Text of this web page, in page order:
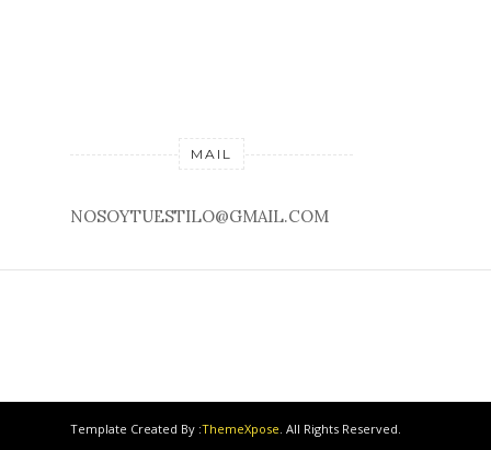
MAIL
NOSOYTUESTILO@GMAIL.COM
Template Created By :ThemeXpose . All Rights Reserved.